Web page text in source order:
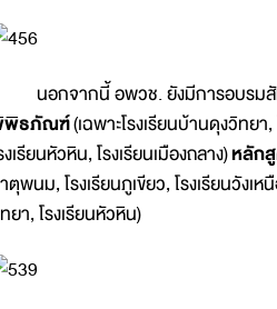
นอกจากนี้ อพวช. ยังมีการอบรมสั
ธภัณฑ์(เฉพาะโรงเรียนบ้านดุงวิทยา
งเรียนหัวหิน, โรงเรียนเมืองถลาง)หลัก
ตุพนม, โรงเรียนภูเขียว, โรงเรียนวังเห
ยา, โรงเรียนหัวหิน)